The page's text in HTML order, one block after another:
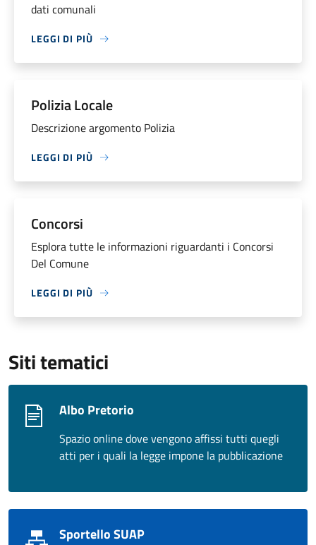
dati comunali
LEGGI DI PIÙ
Polizia Locale
Descrizione argomento Polizia
LEGGI DI PIÙ
Concorsi
Esplora tutte le informazioni riguardanti i Concorsi
Del Comune
LEGGI DI PIÙ
Siti tematici
Albo Pretorio
Spazio online dove vengono affissi tutti quegli
atti per i quali la legge impone la pubblicazione
Sportello SUAP